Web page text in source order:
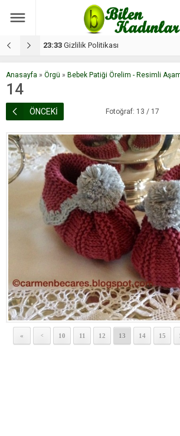
17:08 Dilan, düğününe 5 gün kala
Anasayfa » Örgü » Bebek Patiği Örelim - Resimli
14
ÖNCEKİ Fotoğraf: 13 / 17
« < 10 11 12 13 14 15